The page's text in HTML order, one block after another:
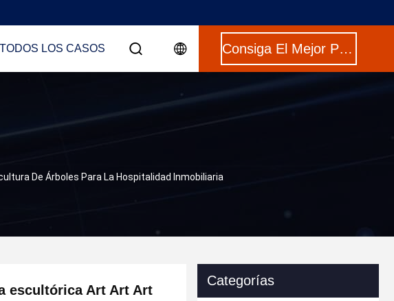
TODOS LOS CASOS Consiga El Mejor Precio
De Árboles Para La Hospitalidad Inmobiliaria
escultórica Art Art Art
Categorías